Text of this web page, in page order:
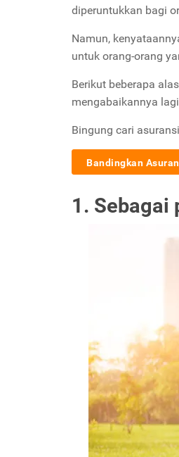
diperuntukkan bagi
Namun,
untuk orang-orang
Berikut beberapa
mengabaikannya
Bingung cari
Bandingkan
1. Sebagai